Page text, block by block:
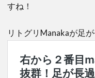
すね！
リトグリManakaが足